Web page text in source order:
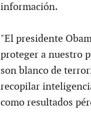
información.
"El presidente
proteger a nuestro
son blanco de
recopilar
como resultados